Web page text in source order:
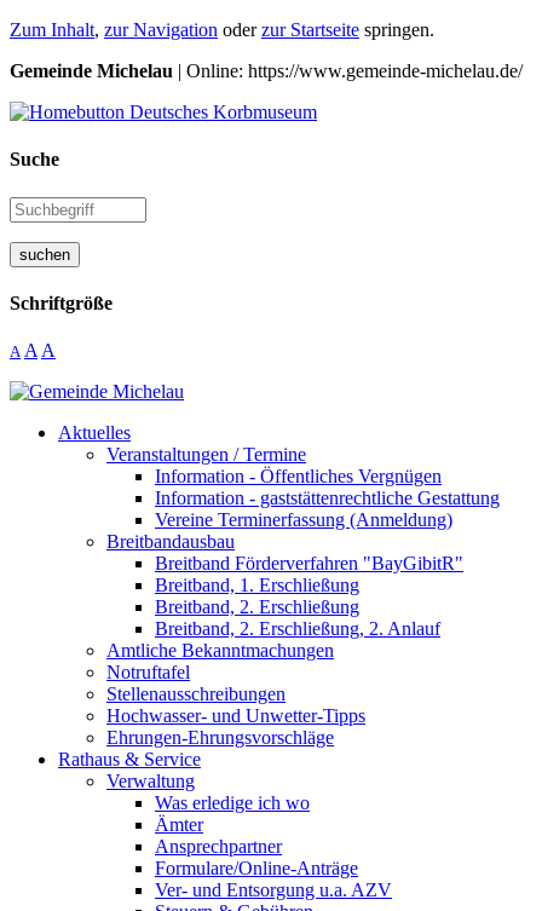
Zum Inhalt, zur Navigation oderzur Startseite springen.
Gemeinde Michelau | Online: https://www.gemeinde-michelau.de/
Suche
suchen
Schriftgröße
A A A
Aktuelles
Veranstaltungen / Termine
Information - Öffentliches Vergnügen
Information - gaststättenrechtliche Gestattung
Vereine Terminerfassung (Anmeldung)
Breitbandausbau
Breitband Förderverfahren "BayGibitR"
Breitband, 1. Erschließung
Breitband, 2. Erschließung
Breitband, 2. Erschließung, 2. Anlauf
Amtliche Bekanntmachungen
Notruftafel
Stellenausschreibungen
Hochwasser- und Unwetter-Tipps
Ehrungen-Ehrungsvorschläge
Rathaus & Service
Verwaltung
Was erledige ich wo
Ämter
Ansprechpartner
Formulare/Online-Anträge
Ver- und Entsorgung u.a. AZV